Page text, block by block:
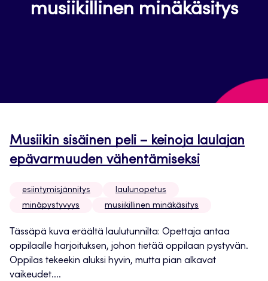
musiikillinen minäkäsitys
Musiikin sisäinen peli – keinoja laulajan
epävarmuuden vähentämiseksi
esiintymisjännitys
laulunopetus
minäpystyvyys
musiikillinen minäkäsitys
Tässäpä kuva eräältä laulutunnilta: Opettaja antaa
oppilaalle harjoituksen, johon tietää oppilaan pystyvän.
Oppilas tekeekin aluksi hyvin, mutta pian alkavat
vaikeudet....